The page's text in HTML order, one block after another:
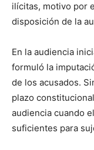
ilícitas, motivo por
disposición de la
En la audiencia
formuló la
de los acusados.
plazo
audiencia cuando
suficientes para